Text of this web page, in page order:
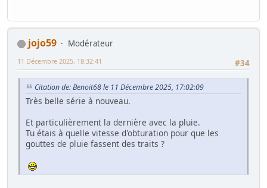
jojo59
Modérateur
#34
11 Décembre 2025, 18:32:41
Citation de: Benoit68 le 11 Décembre 2025, 17:02:09
Très belle série à nouveau.
Et particulièrement la dernière avec la pluie.
Tu étais à quelle vitesse d'obturation pour que les
gouttes de pluie fassent des traits ?